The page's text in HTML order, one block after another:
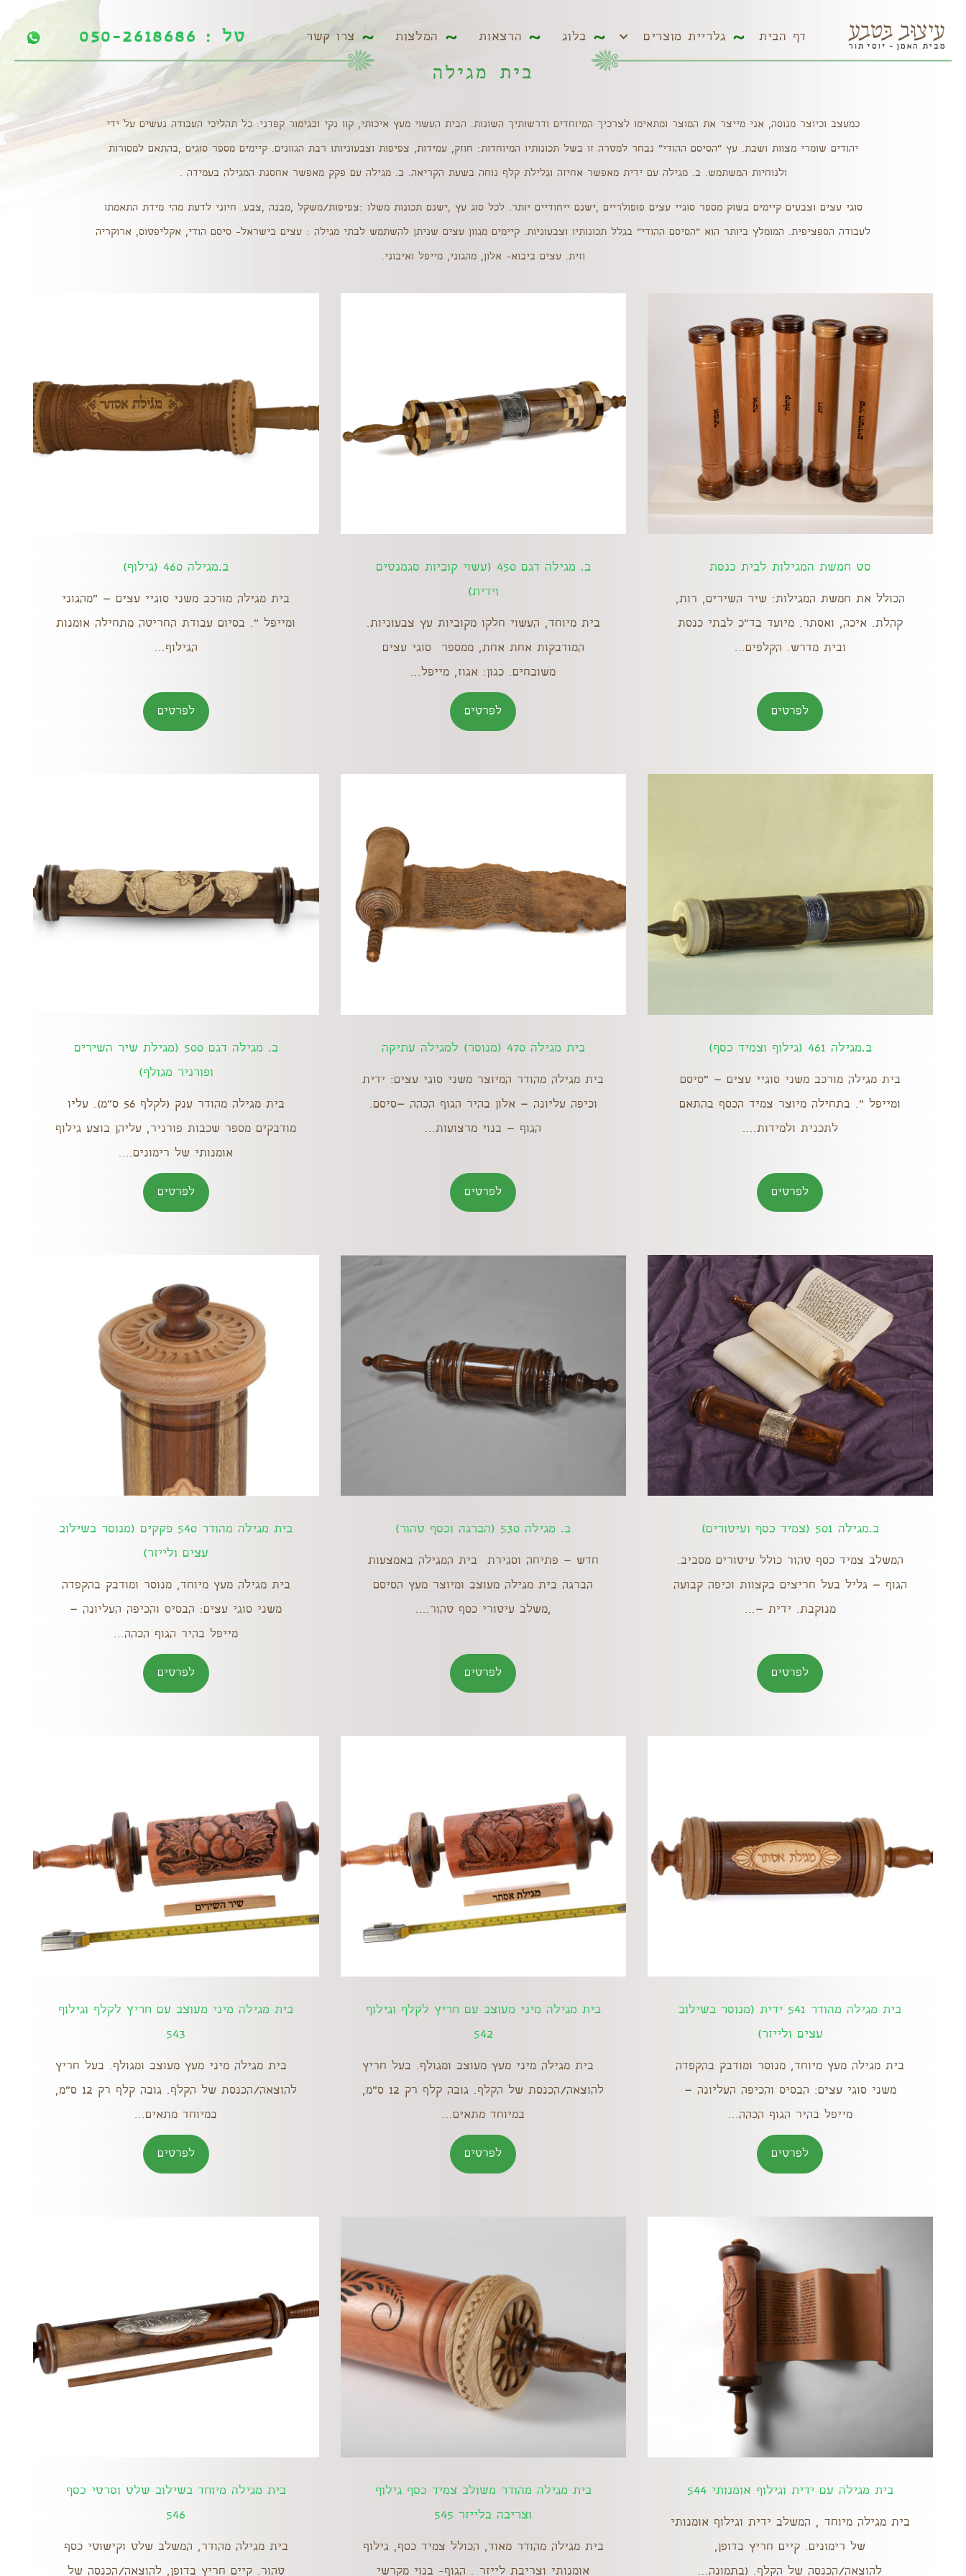
דף הבית גלריית מוצרים בלוג הרצאות המלצות צרו קשר טל : 050-2618686 דף הבית גלריית מוצרים בלוג הרצאות המלצות צרו קשר טל : 050-2618686
בית מגילה
כמעצב וכיוצר מנוסה, אני מייצר את המוצר ומתאימו לצרכיך המיוחדים ודרשותיך השונות. הבית העשוי מעץ איכותי, קוו נקי ובגימור קפדני. כל תהליכי העבודה נעשים על ידי
יהודים שומרי מצוות ושבת. עץ "הסיסם ההודי" נבחר למטרה זו בשל תכונותיו המיוחדות: חוזק, עמידות, צפיפות וצבעוניותו רבת הגוונים. קיימים מספר סוגים ,בהתאם למסורות
ולנוחיות המשתמש. ב. מגילה עם ידית מאפשר אחיזה וגלילת קלף נוחה בשעת הקריאה. ב. מגילה עם פקק מאפשר אחסנת המגילה בעמידה .
סוגי עצים וצבעים קיימים בשוק מספר סוגיי עצים פופולריים ,ישנם ייחודיים יותר. לכל סוג עץ ,ישנם תכונות משלו :צפיפות/משקל ,מבנה ,צבע. חיוני לדעת מהי מידת התאמתו
לעבודה הספציפית. המומלץ ביותר הוא "הסיסם ההודי" בגלל תכונותיו וצבעוניות. קיימים מגוון עצים שניתן להשתמש לבתי מגילה : עצים בישראל- סיסם הודי, אקליפטוס, ארוקריה
וזית. עצים ביבוא- אלון, מהגוני, מייפל ואיבוני.
סט חמשת המגילות לבית כנסת
הכולל את חמשת המגילות: שיר השירים, רות,
קהלת. איכה, ואסתר. מיועד בד"כ לבתי כנסת
ובית מדרש. הקלפים...
לפרטים
ב. מגילה דגם 450 (עשוי קוביות סגמנטים
וידית)
בית מיוחד, העשוי חלקו מקוביות עץ צבעוניות.
המודבקות אחת אחת, ממספר סוגי עצים
משובחים. כגון: אגוז, מייפל...
לפרטים
ב.מגילה 460 (גילוף)
בית מגילה מורכב משני סוגיי עצים – "מהגוני
ומייפל ". בסיום עבודת החריטה מתחילה אומנות
הגילוף...
לפרטים
ב.מגילה 461 (גילוף וצמיד כסף)
בית מגילה מורכב משני סוגיי עצים – "סיסם
ומייפל ". בתחילה מיוצר צמיד הכסף בהתאם
לתכנית ולמידות....
לפרטים
בית מגילה 470 (מנוסר) למגילה עתיקה
בית מגילה מהודר המיוצר משני סוגי עצים: ידית
וכיפה עליונה – אלון בהיר הגוף הכהה –סיסם.
הגוף – בנוי מרצועות...
לפרטים
ב. מגילה דגם 500 (מגילת שיר השירים
ופורניר מגולף)
בית מגילה מהודר ענק (לקלף 56 ס"מ). עליו
מודבקים מספר שכבות פורניר, עליהן בוצע גילוף
אומנותי של רימונים....
לפרטים
ב.מגילה 501 (צמיד כסף ועיטורים)
המשלב צמיד כסף טהור כולל עיטורים מסביב.
הגוף – גליל בעל חריצים בקצוות וכיפה קבועה
מנוקבת. ידית –...
לפרטים
ב. מגילה 530 (הברגה וכסף טהור)
חדש – פתיחה וסגירת בית המגילה באמצעות
הברגה בית מגילה מעוצב ומיוצר מעץ הסיסם
,משלב עיטורי כסף טהור....
לפרטים
בית מגילה מהודר 540 פקקים (מנוסר בשילוב
עצים ולייזר)
בית מגילה מעץ מיוחד, מנוסר ומודבק בהקפדה
משני סוגי עצים: הבסיס והכיפה העליונה –
מייפל בהיר הגוף הכהה...
לפרטים
בית מגילה מהודר 541 ידית (מנוסר בשילוב
עצים ולייזר)
בית מגילה מעץ מיוחד, מנוסר ומודבק בהקפדה
משני סוגי עצים: הבסיס והכיפה העליונה –
מייפל בהיר הגוף הכהה...
לפרטים
בית מגילה מיני מעוצב עם חריץ לקלף וגילוף
542
בית מגילה מיני מעץ מעוצב ומגולף. בעל חריץ
להוצאה/הכנסת של הקלף. גובה קלף רק 12 ס"מ,
במיוחד מתאים...
לפרטים
בית מגילה מיני מעוצב עם חריץ לקלף וגילוף
543
בית מגילה מיני מעץ מעוצב ומגולף. בעל חריץ
להוצאה/הכנסת של הקלף. גובה קלף רק 12 ס"מ,
במיוחד מתאים...
לפרטים
בית מגילה עם ידית וגילוף אומנותי 544
בית מגילה מיוחד , המשלב ידית וגילוף אומנותי
של רימונים. קיים חריץ בדופן,
להוצאה/הכנסה של הקלף. (בתמונה...
בית מגילה מהודר משולב צמיד כסף גילוף
וצריבה בלייזר 545
בית מגילה מהודר מאוד, הכולל צמיד כסף, גילוף
אומנותי וצריבת לייזר . הגוף- בנוי מקרשי
בית מגילה מיוחד בשילוב שלט וסרטי כסף
546
בית מגילה מהודר, המשלב שלט וקישוטי כסף
טהור. קיים חריץ בדופן, להוצאה/הכנסה של